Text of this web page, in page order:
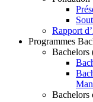
Rapport
Programmes
Bachelors
Bachelors